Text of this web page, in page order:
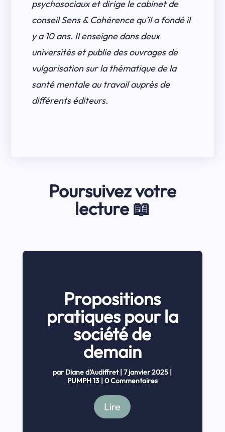
psychosociaux et dirige le cabinet de
conseil Sens & Cohérence qu’il a fondé il
y a 10 ans. Il enseigne dans deux
universités et publie des ouvrages de
vulgarisation sur la thématique de la
santé mentale au travail auprès de
différents éditeurs.
Poursuivez votre
lecture 📖
Propositions
pratiques pour la
société de
demain
par Diane d’Audiffret|7 janvier 2025 |
PUMPH 13| 0 Commentaires
Lire